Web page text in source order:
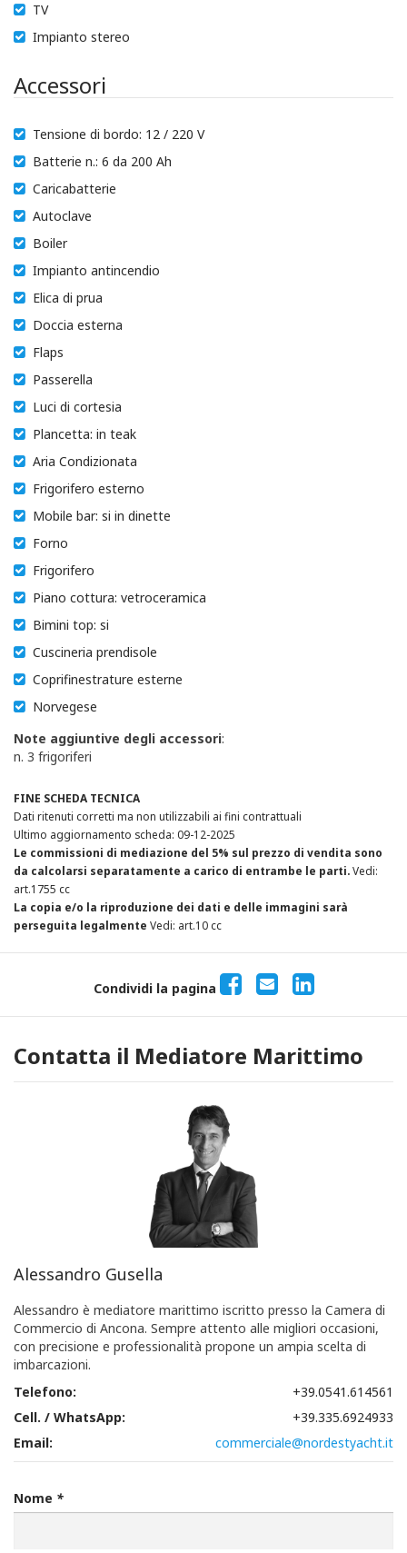
TV
Impianto stereo
Accessori
Tensione di bordo: 12 / 220 V
Batterie n.: 6 da 200 Ah
Caricabatterie
Autoclave
Boiler
Impianto antincendio
Elica di prua
Doccia esterna
Flaps
Passerella
Luci di cortesia
Plancetta: in teak
Aria Condizionata
Frigorifero esterno
Mobile bar: si in dinette
Forno
Frigorifero
Piano cottura: vetroceramica
Bimini top: si
Cuscineria prendisole
Coprifinestrature esterne
Norvegese
Note aggiuntive degli accessori:
n. 3 frigoriferi
FINE SCHEDA TECNICA
Dati ritenuti corretti ma non utilizzabili ai fini contrattuali
Ultimo aggiornamento scheda: 09-12-2025
Le commissioni di mediazione del 5% sul prezzo di vendita sono
da calcolarsi separatamente a carico di entrambe le parti.Vedi:
art.1755 cc
La copia e/o la riproduzione dei dati e delle immagini sarà
perseguita legalmente Vedi: art.10 cc
Condividi la pagina
Contatta il Mediatore Marittimo
Alessandro Gusella
Alessandro è mediatore marittimo iscritto presso la Camera di
Commercio di Ancona. Sempre attento alle migliori occasioni,
con precisione e professionalità propone un ampia scelta di
imbarcazioni.
Telefono:
+39.0541.614561
Cell. / WhatsApp:
+39.335.6924933
Email:
commerciale@nordestyacht.it
Nome *